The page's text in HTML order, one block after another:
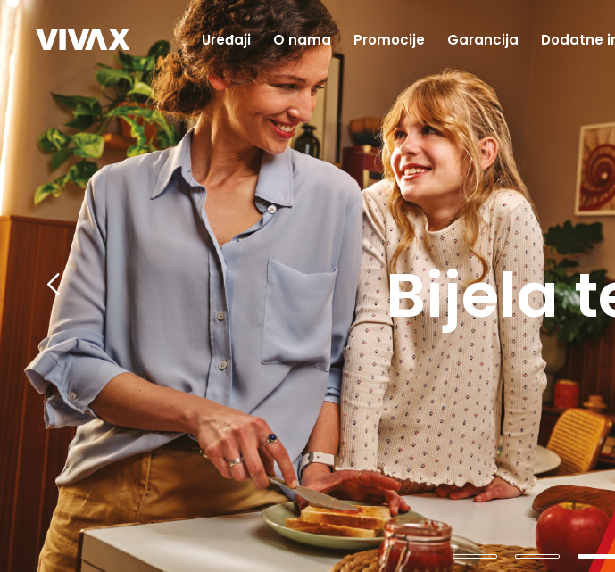
Uređaji O nama Promocije Garancija Dodatne
Klima
Bijela
Mali